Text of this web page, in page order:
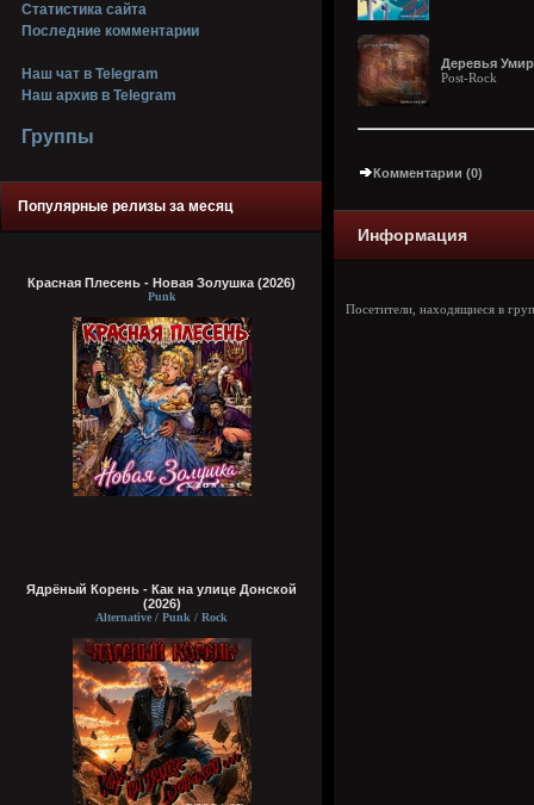
Статистика сайта
Последние комментарии
Наш чат в Telegram
Наш архив в Telegram
Группы
Популярные релизы за месяц
Красная Плесень - Новая Золушка (2026)
Punk
Ядрёный Корень - Как на улице Донской
(2026)
Alternative / Punk / Rock
Деревья
Post-Rock
Комментарии (0)
Информация
Посетители, находящиеся в